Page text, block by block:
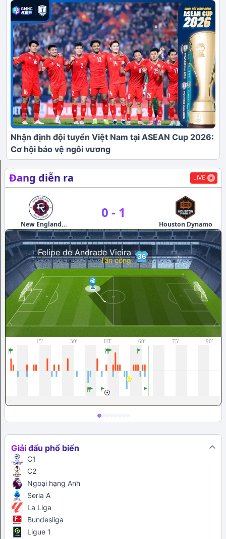
Nhận định đội tuyển Việt Nam tại ASEAN Cup 2026:
Cơ hội bảo vệ ngôi vương
Đang diễn ra
New England
Revolution
0 - 1
Houston Dynamo
Giải đấu phổ biến
C1
C2
Ngoại hạng Anh
Seria A
La Liga
Bundesliga
Ligue 1